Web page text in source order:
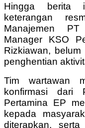
Hingga berita
keterangan
Manajemen
Manager KSO
Rizkiawan,
penghentian
Tim wartawan
konfirmasi dari
Pertamina EP
kepada
diterapkan,